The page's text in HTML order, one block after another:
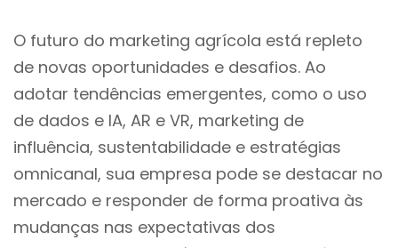
O futuro do marketing agrícola está repleto
de novas oportunidades e desafios. Ao
adotar tendências emergentes, como o uso
de dados e IA, AR e VR, marketing de
influência, sustentabilidade e estratégias
omnicanal, sua empresa pode se destacar no
mercado e responder de forma proativa às
mudanças nas expectativas dos